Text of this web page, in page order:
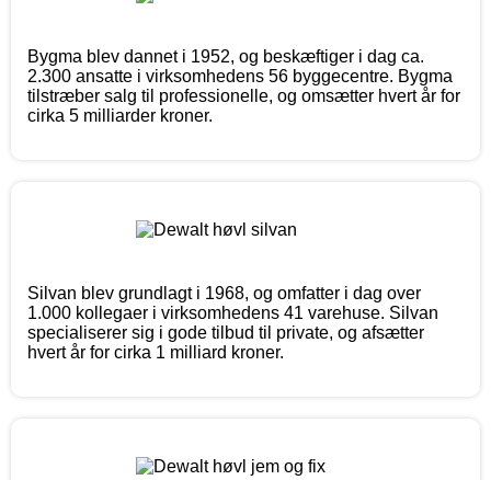
Bygma blev dannet i 1952, og beskæftiger i dag ca.
2.300 ansatte i virksomhedens 56 byggecentre. Bygma
tilstræber salg til professionelle, og omsætter hvert år for
cirka 5 milliarder kroner.
Silvan blev grundlagt i 1968, og omfatter i dag over
1.000 kollegaer i virksomhedens 41 varehuse. Silvan
specialiserer sig i gode tilbud til private, og afsætter
hvert år for cirka 1 milliard kroner.